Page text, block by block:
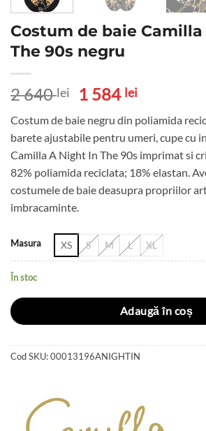
Costum de baie
The 90s negru
2 640lei
Prețul
a
fost:
2
640 lei.
1 584 leiPrețul
este:
1
584 lei.
Costum de baie negru din poliamida
barete ajustabile pentru umeri, cupe cu
Camilla A Night In The 90s imprimat si
82% poliamida reciclata; 18% elastan.
costumele de baie deasupra propriilor
imbracaminte.
Masura XS S M L XL
În stoc
Adaugă în coș
Cod SKU:00013196ANIGHTIN